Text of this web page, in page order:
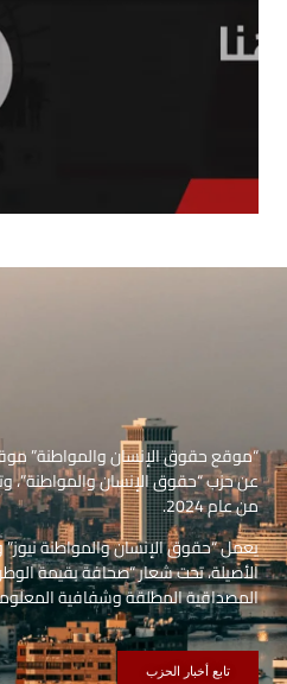
“موقع حقوق الإنسان والمواطنة”
من عام 2024.
يعمل “حقوق الإنسان والمواطنة
الأصيلة، تحت شعار “صحافة بقيمة
المصداقية المطلقة وشفافية
تابع أخبار الحزب